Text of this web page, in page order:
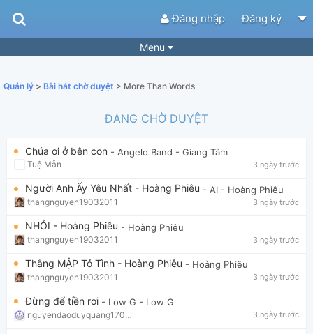
Đăng nhập Đăng ký
Menu
Tìm theo hợp âm Tải ứng dụng
Yêu cầu hợp âm
Khóa học
Tắt quảng cáo
Quản lý > Bài hát chờ duyệt > More Than Words
ĐANG CHỜ DUYỆT
Chúa ơi ở bên con - Angelo Band - Giang Tâm
Tuệ Mẫn 3 ngày trước
Người Anh Ấy Yêu Nhất - Hoàng Phiêu - AI - Hoàng Phiêu
thangnguyen19032011 3 ngày trước
NHÓI - Hoàng Phiêu - Hoàng Phiêu
thangnguyen19032011 3 ngày trước
Thằng MẬP Tỏ Tình - Hoàng Phiêu - Hoàng Phiêu
thangnguyen19032011 3 ngày trước
Đừng để tiền rơi - Low G - Low G
nguyendaoduyquang17021 3 ngày trước